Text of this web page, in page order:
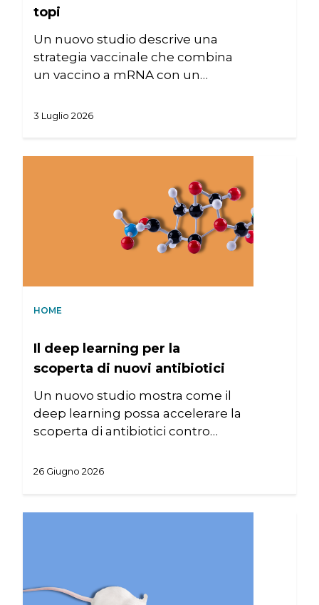
topi
Un nuovo studio descrive una
strategia vaccinale che combina
un vaccino a mRNA con un…
3 Luglio 2026
HOME
Il deep learning per la
scoperta di nuovi antibiotici
Un nuovo studio mostra come il
deep learning possa accelerare la
scoperta di antibiotici contro…
26 Giugno 2026
HOME
CHI SIAMO
NEWS
CONTATTI